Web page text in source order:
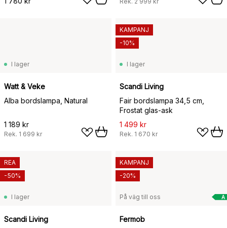
I lager
Watt & Veke
Alba bordslampa, Natural
1 189 kr
Rek. 1 699 kr
I lager
Scandi Living
Fair bordslampa 34,5 cm,
Frostat glas-ask
1 499 kr
Rek. 1 670 kr
KAMPANJ
-10%
I lager
Scandi Living
REA
-50%
A
På väg till oss
Fermob
KAMPANJ
-20%